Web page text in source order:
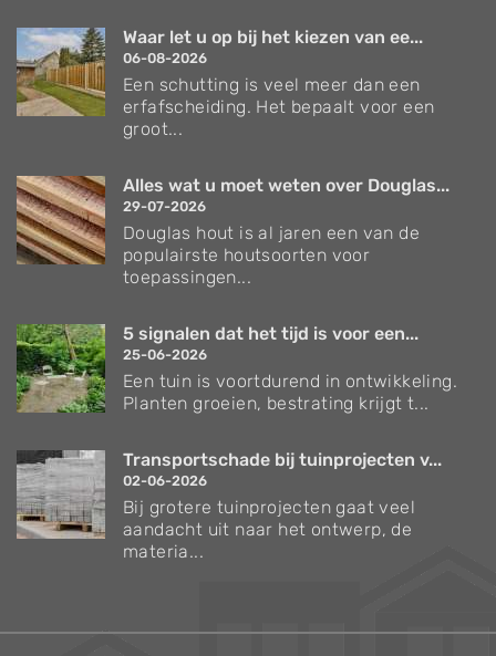
Waar let u op bij het kiezen van ee...
06-08-2026
Een schutting is veel meer dan een
erfafscheiding. Het bepaalt voor een
groot...
Alles wat u moet weten over Douglas...
29-07-2026
Douglas hout is al jaren een van de
populairste houtsoorten voor
toepassingen...
5 signalen dat het tijd is voor een...
25-06-2026
Een tuin is voortdurend in ontwikkeling.
Planten groeien, bestrating krijgt t...
Transportschade bij tuinprojecten v...
02-06-2026
Bij grotere tuinprojecten gaat veel
aandacht uit naar het ontwerp, de
materia...